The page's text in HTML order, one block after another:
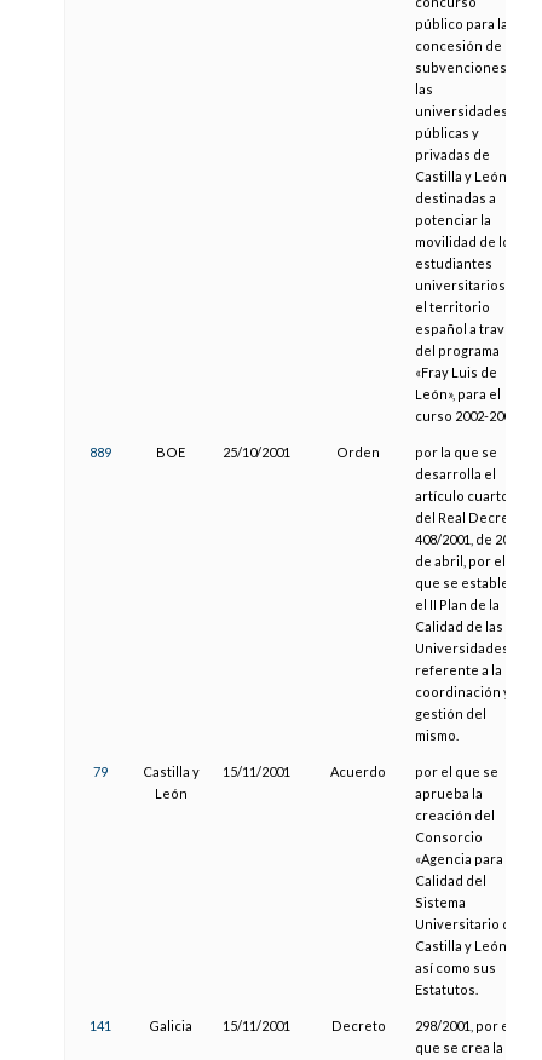
público para la
concesión de
subvenciones a
las
universidades
públicas y
privadas de
Castilla y León
destinadas a
potenciar la
movilidad de los
estudiantes
universitarios en
el territorio
español a través
del programa
«Fray Luis de
León», para el
curso 2002-2003.
889 BOE 25/10/2001 Orden
por la que se
desarrolla el
artículo cuarto
del Real Decreto
408/2001, de 20
de abril, por el
que se establece
el II Plan de la
Calidad de las
Universidades,
referente a la
coordinación y
gestión del
mismo.
79
Castilla y
León
15/11/2001 Acuerdo
por el que se
aprueba la
creación del
Consorcio
«Agencia para la
Calidad del
Sistema
Universitario de
Castilla y León»,
así como sus
Estatutos.
141 Galicia 15/11/2001 Decreto
298/2001, por el
que se crea la